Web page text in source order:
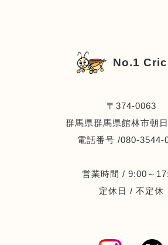
No.1
〒374-0063
群馬県群馬県館林市朝
電話番号 /080-3544-
営業時間 / 9:00～
定休日 / 不定休